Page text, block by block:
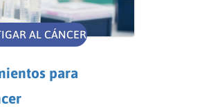
AL CÁNCER
para